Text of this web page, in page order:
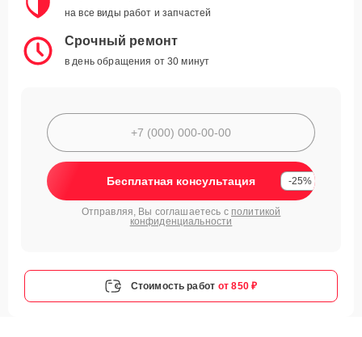
на все виды работ и запчастей
Срочный ремонт
в день обращения от 30 минут
Бесплатная консультация -25%
Отправляя, Вы соглашаетесь с политикой
конфиденциальности
Стоимость работ от 850 ₽